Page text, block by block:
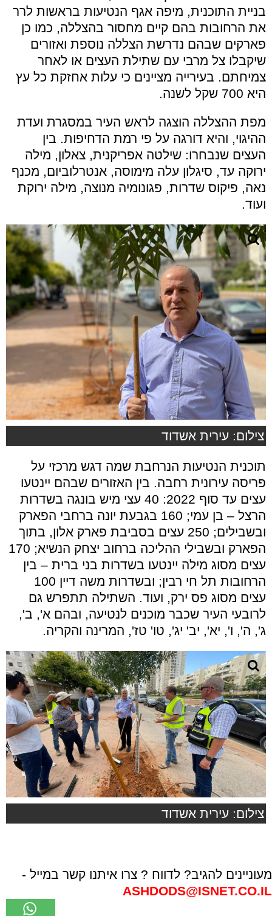
בניית התוכנית, מיפה אגף הנטיעות בראשות לרר
את הרחובות בהם קיים מחסור בהצללה, כמו כן
פארקים שבהם נדרשת הצללה נוספת ואזורים
שיקבלו צל מרבי עם שתילת העצים או לאחר
צמיחתם. בעירייה מציינים כי עלות אחזקת כל עץ
היא 700 שקל לשנה.
מפת ההצללה הוצגה לראש העיר במסגרת ועדת
ההיגוי, והיא דורגה על פי רמת הדחיפות. בין
העצים שנבחרו: שילטה אפריקנית, צאלון, מילה
ירוקה עד, סיגלון עלה מימוסה, אנטרלוביום, מכנף
נאה, פיקוס שדרות, פגונומיה מנוצה, מילה ירוקת
ועוד.
צילום: עירית אשדוד
תוכנית הנטיעות הנרחבת שמה דגש מרכזי על
פריסה עירונית רחבה. בין האזורים שבהם יינטעו
עצים עד סוף 2022: 40 עצי מיש בונגה בשדרות
הרצל – בן עמי; 160 בגבעת יונה ברחבי הפארק
ובשבילים; 250 עצים בסביבת פארק אלון, בתוך
הפארק ובשבילי ההליכה ברחוב יצחק הנשיא; 170
עצים מסוג מילה יינטעו בשדרות בני ברית – בין
הרחובות תל חי רבין; ובשדרות משה דיין 100
עצים מסוג פס ירק, ועוד. השתילה תתפרש גם
לרובעי העיר שכבר מוכנים לנטיעה, ובהם א', ב',
ג', ה', ו', יא', יב' יג', טו' טז', המרינה והקריה.
צילום: עירית אשדוד
מעוניינים להגיב? לדווח ? צרו איתנו קשר במייל -
ASHDODS@ISNET.CO.IL